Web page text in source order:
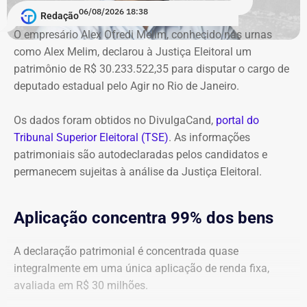
cálculos atualizados apresentados à Justiça, o
ressarcimento ao erário, originalmente fixado em R$
234,4 milhões, chega hoje a R$ 2,55 bilhões. O MP ainda
cobra R$ 778,9 mil de multa civil e R$ 11,9 milhões por
danos morais coletivos.
Globo”
Redação06/08/2026 18:38
O empresário Alex Ofredi Melim, conhecido nas urnas
como Alex Melim, declarou à Justiça Eleitoral um
patrimônio de R$ 30.233.522,35 para disputar o cargo de
deputado estadual pelo Agir no Rio de Janeiro.
Os dados foram obtidos no DivulgaCand, portal do
Tribunal Superior Eleitoral (TSE). As informações
patrimoniais são autodeclaradas pelos candidatos e
permanecem sujeitas à análise da Justiça Eleitoral.
Aplicação concentra 99% dos bens
A declaração patrimonial é concentrada quase
integralmente em uma única aplicação de renda fixa,
avaliada em R$ 30 milhões.